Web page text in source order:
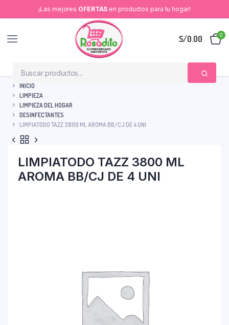
¡Las mejores OFERTAS en productos para tu hogar!
S/0.00 0
INICIO
LIMPIEZA
LIMPIEZA DEL HOGAR
DESINFECTANTES
LIMPIATODO TAZZ 3800 ML AROMA BB/CJ DE 4 UNI
LIMPIATODO TAZZ 3800 ML
AROMA BB/CJ DE 4 UNI